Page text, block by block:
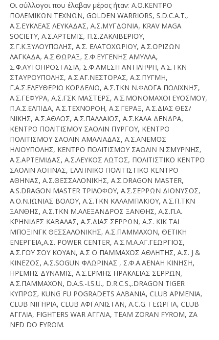
Οι σύλλογοι που έλαβαν μέρος ήταν: Α.Ο.ΚΕΝΤΡΟ
ΠΟΛΕΜΙΚΩΝ ΤΕΧΝΩΝ, GOLDEN WARRIORS, S.D.C.A.T.,
Α.Σ.ΕΥΚΛΕΑΣ ΛΕΥΚΑΔΑΣ, Α.Σ.ΜΥΓΔΟΝΙΑ, KRAV MAGA
SOCIETY, Α.Σ.ΑΡΤΕΜΙΣ, Π.Σ.ΖΑΚΛΙΒΕΡΙΟΥ,
Σ.Γ.Κ.ΞΥΛΟΥΠΟΛΗΣ, Α.Σ. ΕΛΑΤΟΧΩΡΙΟΥ, Α.Σ.ΟΡΙΖΩΝ
ΛΑΓΚΑΔΑ, Α.Σ.ΘΩΡΑΞ, Σ.Φ.ΕΥΓΕΝΗΣ ΑΜΥΛΛΑ,
Σ.Φ.ΑΥΤΟΠΡΟΣΤΑΣΙΑ, Σ.Φ.ΑΜΕΣΗ ΑΝΤΙΛΗΨΗ, Α.Σ.ΤΚΝ
ΣΤΑΥΡΟΥΠΟΛΗΣ, Α.Σ.ΑΓ.ΝΕΣΤΟΡΑΣ, Α.Σ.ΠΥΓΜΗ,
Γ.Α.Σ.ΕΛΕΥΘΕΡΙΟ ΚΟΡΔΕΛΙΟ, Α.Σ.ΤΚΝ Ν.ΦΛΟΓΑ ΠΟΛΙΧΝΗΣ,
Α.Σ.ΓΕΦΥΡΑ, Α.Σ.ΓΣΚ ΜΑΣΤΕΡΣ, Α.Σ.ΜΟΝΟΜΑΧΟΙ ΕΥΟΣΜΟΥ,
Π.Α.Σ.ΕΛΠΙΔΑ, Α.Σ.ΤΕΧΝΟΡΟΗ, Α.Σ.ΓΕΡΑΞ, Α.Σ.ΔΙΑΣ ΘΕΣ/
ΝΙΚΗΣ, Α.Σ.ΑΘΛΟΣ, Α.Σ.ΠΑΛΛΑΙΟΣ, Α.Σ.ΚΑΛΑ ΔΕΝΔΡΑ,
ΚΕΝΤΡΟ ΠΟΛΙΤΙΣΜΟΥ ΣΑΟΛΙΝ ΠΥΡΓΟΥ, ΚΕΝΤΡΟ
ΠΟΛΙΤΙΣΜΟΥ ΣΑΟΛΙΝ ΑΜΑΛΙΑΔΑΣ, Α.Σ.ΑΝΕΜΟΣ
ΗΛΙΟΥΠΟΛΗΣ, ΚΕΝΤΡΟ ΠΟΛΙΤΙΣΜΟΥ ΣΑΟΛΙΝ Ν.ΣΜΥΡΝΗΣ,
Α.Σ.ΑΡΤΕΜΙΔΑΣ, Α.Σ.ΛΕΥΚΟΣ ΛΩΤΟΣ, ΠΟΛΙΤΙΣΤΙΚΟ ΚΕΝΤΡΟ
ΣΑΟΛΙΝ ΑΘΗΝΑΣ, ΕΛΛΗΝΙΚΟ ΠΟΛΙΤΙΣΤΙΚΟ ΚΕΝΤΡΟ
ΑΘΗΝΑΣ, Α.Σ.ΘΕΣΣΑΛΟΝΙΚΗΣ, Α.Σ.DRAGON MASTER,
A.S.DRAGON MASTER ΤΡΙΛΟΦΟΥ, Α.Σ.ΣΕΡΡΩΝ ΔΙΟΝΥΣΟΣ,
Α.Ο.Ν.ΙΩΝΙΑΣ ΒΟΛΟΥ, Α.Σ.ΤΚΝ ΚΑΛΑΜΠΑΚΙΟΥ, Α.Σ.Π.ΤΚΝ
ΞΑΝΘΗΣ, Α.Σ.ΤΚΝ Μ.ΑΛΕΞΑΝΔΡΟΣ ΞΑΝΘΗΣ, Α.Σ.Π.Α.
ΚΡΗΝΙΔΕΣ ΚΑΒΑΛΑΣ, Α.Σ.ΔΙΑΣ ΣΕΡΡΩΝ, Α.Σ. ΚΙΚ ΤΑΙ
ΜΠΟΞΙΝΓΚ ΘΕΣΣΑΛΟΝΙΚΗΣ, Α.Σ.ΠΑΜΜΑΧΟΝ, ΘΕΤΙΚΗ
ΕΝΕΡΓΕΙΑ,Α.Σ. POWER CENTER, Α.Σ.Μ.Α.ΑΓ.ΓΕΩΡΓΙΟΣ,
Α.Σ.ΓΟΥ ΣΟΥ ΚΟΥΑΝ, Α.Σ Ο ΠΑΜΜΑΧΟΣ ΑΘΛΗΤΗΣ, A.Σ. J &
KINEZΟΣ, Α.Σ.SOGUN ΦΛΩΡΙΝΑΣ , Σ.Φ.Α.ΑΕΝΑΗ ΚΙΝΗΣΗ,
ΗΡΕΜΗΣ ΔΥΝΑΜΙΣ, Α.Σ.ΕΡΜΗΣ ΗΡΑΚΛΕΙΑΣ ΣΕΡΡΩΝ,
Α.Σ.ΠΑΜΜΑΧΟΝ, D.A.S.-I.S.U., D.R.C.S.,.DRAGON TIGER
ΚΥΠΡΟΣ, KUNG FU POGRADETS ΑΛΒΑΝΙΑ, CLUB ΑΡΜΕΝΙΑ,
CLUB ΝΙΓΗΡΙΑ, CLUB ΑΦΓΑΝΙΣΤΑΝ, Α.C.G. ΓΕΩΡΓΙΑ, CLUB
ΑΓΓΛΙΑ, FIGHTERS WAR ΑΓΓΛΙΑ, TEAM ZORAN FYROM, ZA
NED DO FYROM.